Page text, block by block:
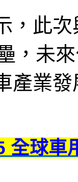
，此
，未
產業
球車